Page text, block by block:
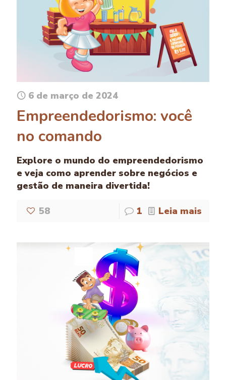
6 de março de 2024
Empreendedorismo: você
no comando
Explore o mundo do empreendedorismo
e veja como aprender sobre negócios e
gestão de maneira divertida!
58 1 Leia mais